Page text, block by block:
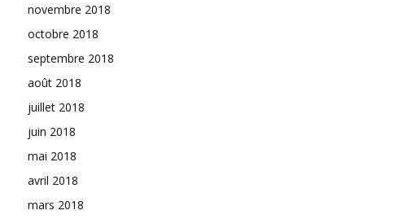
novembre 2018
octobre 2018
septembre 2018
août 2018
juillet 2018
juin 2018
mai 2018
avril 2018
mars 2018